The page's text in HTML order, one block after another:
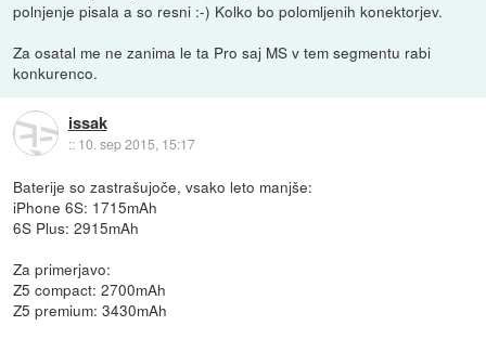
polnjenje pisala a so resni :-) Kolko bo polomljenih konektorjev.
Za osatal me ne zanima le ta Pro saj MS v tem segmentu rabi
konkurenco.
issak
:: 10. sep 2015, 15:17
Baterije so zastrašujoče, vsako leto manjše:
iPhone 6S: 1715mAh
6S Plus: 2915mAh
Za primerjavo:
Z5 compact: 2700mAh
Z5 premium: 3430mAh